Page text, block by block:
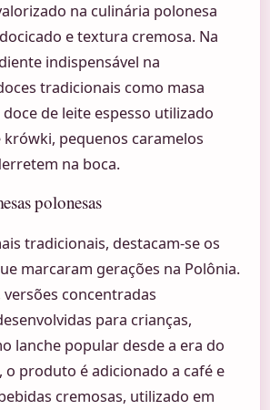
na culinária polonesa
e textura cremosa. Na
indispensável na
tradicionais como masa
de leite espesso utilizado
krówki, pequenos caramelos
na boca.
polonesas
tradicionais, destacam-se os
marcaram gerações na Polônia.
concentradas
para crianças,
lanche popular desde a era do
o produto é adicionado a café e
cremosas, utilizado em